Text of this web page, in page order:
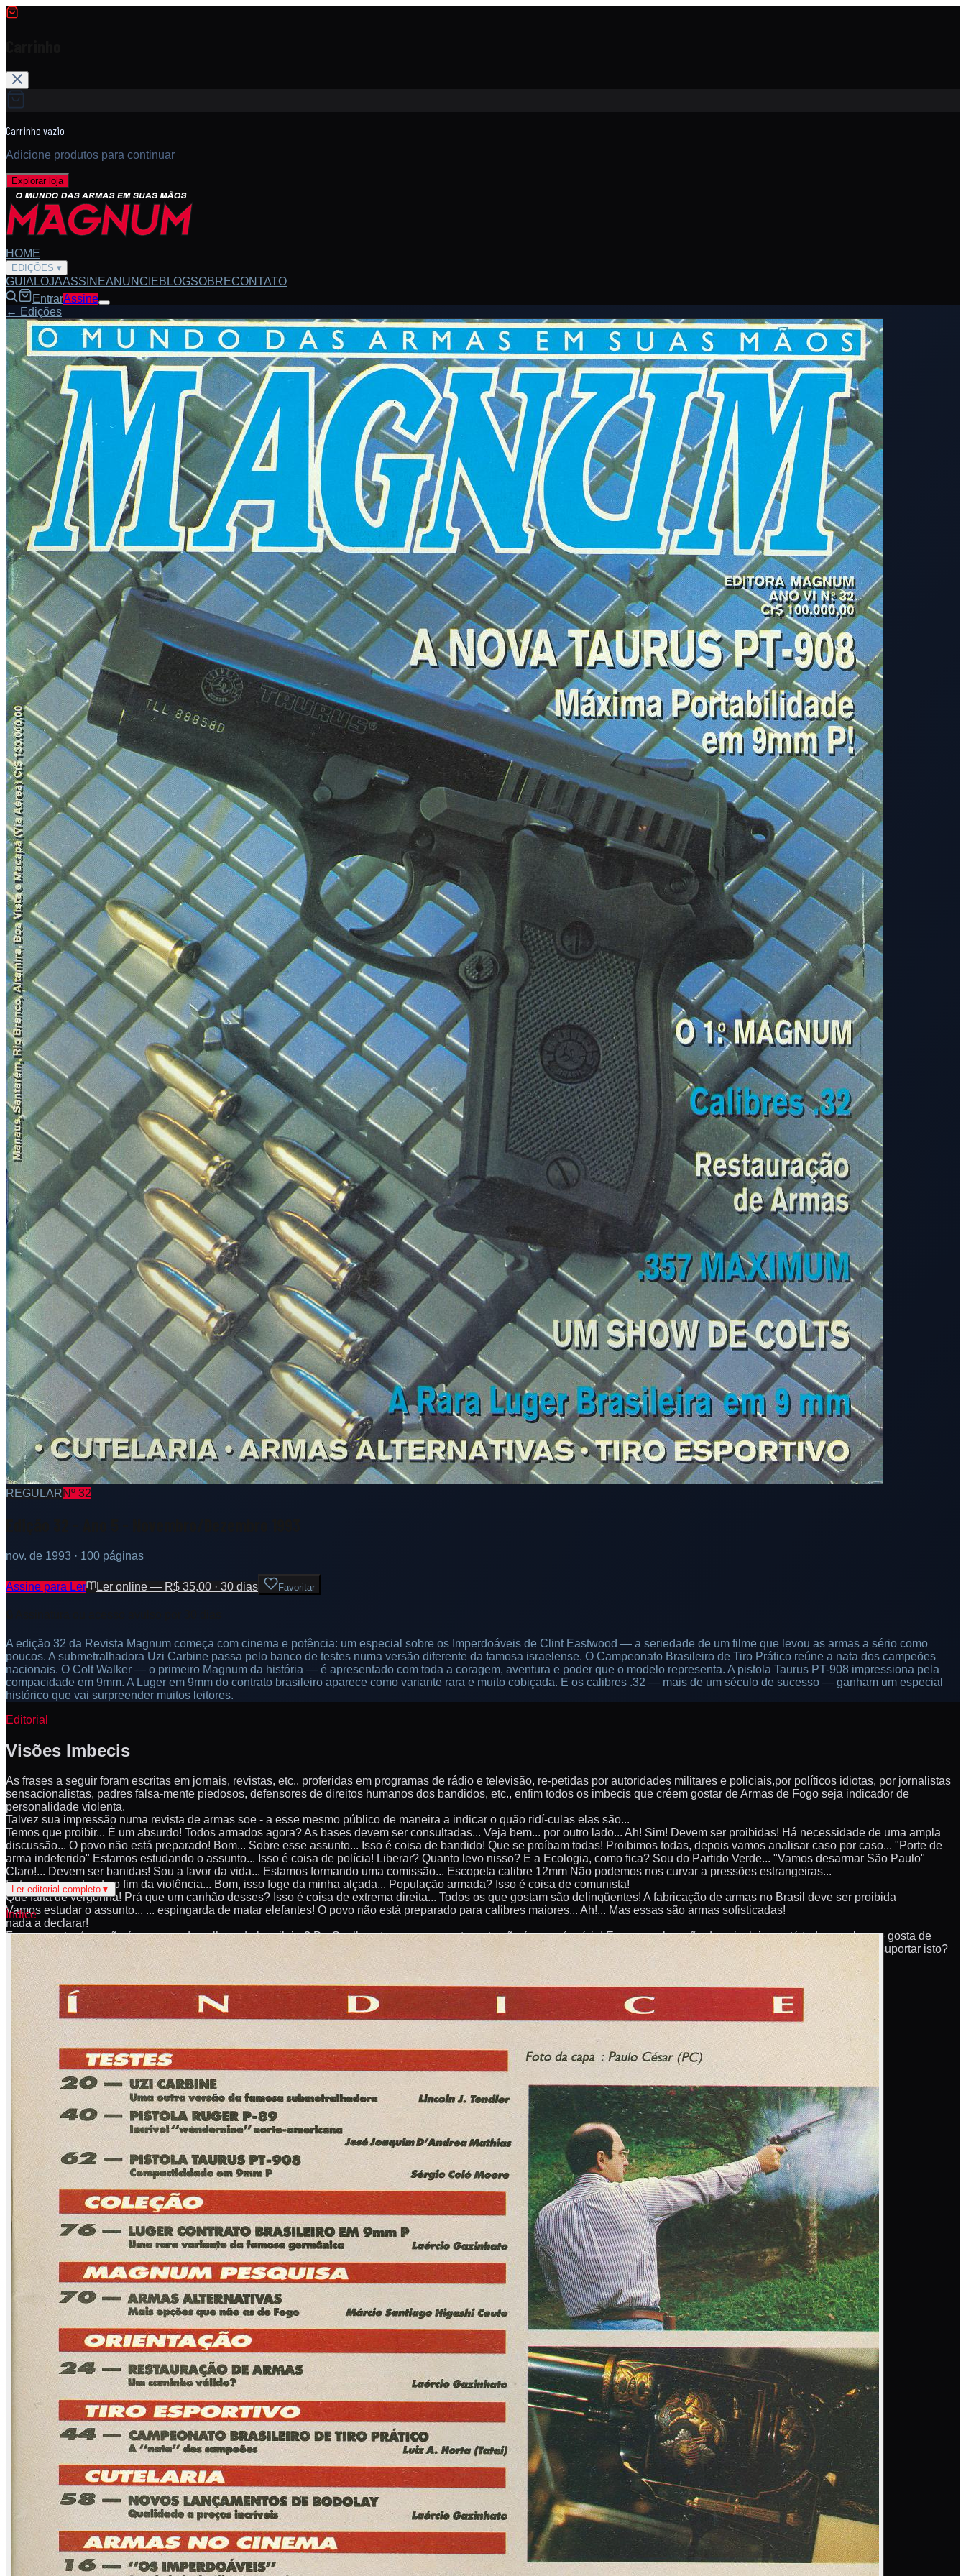
Carrinho vazio
Adicione produtos para continuar
Explorar loja
HOME
EDIÇÕES ▾
GUIA LOJAASSINEANUNCIEBLOGSOBRECONTATO
EntrarAssine
← Edições
REGULARNº 32
nov. de 1993 · 100 páginas
Assine para Ler Ler online — R$ 35,00 · 30 dias Favoritar
A edição 32 da Revista Magnum começa com cinema e potência: um especial sobre os Imperdoáveis de Clint Eastwood — a seriedade de um filme que levou as armas a sério como
poucos. A submetralhadora Uzi Carbine passa pelo banco de testes numa versão diferente da famosa israelense. O Campeonato Brasileiro de Tiro Prático reúne a nata dos campeões
nacionais. O Colt Walker — o primeiro Magnum da história — é apresentado com toda a coragem, aventura e poder que o modelo representa. A pistola Taurus PT-908 impressiona pela
compacidade em 9mm. A Luger em 9mm do contrato brasileiro aparece como variante rara e muito cobiçada. E os calibres .32 — mais de um século de sucesso — ganham um especial
histórico que vai surpreender muitos leitores.
Editorial
Visões Imbecis
As frases a seguir foram escritas em jornais, revistas, etc.. proferidas em programas de rádio e televisão, re-petidas por autoridades militares e policiais,por políticos idiotas, por jornalistas
sensacionalistas, padres falsa-mente piedosos, defensores de direitos humanos dos bandidos, etc., enfim todos os imbecis que créem gostar de Armas de Fogo seja indicador de
personalidade violenta.
Talvez sua impressão numa revista de armas soe - a esse mesmo público de maneira a indicar o quão ridí-culas elas são...
Temos que proibir... É um absurdo! Todos armados agora? As bases devem ser consultadas... Veja bem... por outro lado... Ah! Sim! Devem ser proibidas! Há necessidade de uma ampla
discussão... O povo não está preparado! Bom... Sobre esse assunto... Isso é coisa de bandido! Que se proíbam todas! Proibimos todas, depois vamos analisar caso por caso... "Porte de
arma indeferido" Estamos estudando o assunto... Isso é coisa de polícia! Liberar? Quanto levo nisso? E a Ecologia, como fica? Sou do Partido Verde... "Vamos desarmar São Paulo"
Claro!... Devem ser banidas! Sou a favor da vida... Estamos formando uma comissão... Escopeta calibre 12mm Não podemos nos curvar a pressões estrangeiras...
Estamos decretando o fim da violência... Bom, isso foge da minha alçada... População armada? Isso é coisa de comunista!
Que falta de vergonha! Prá que um canhão desses? Isso é coisa de extrema direita... Todos os que gostam são delinqüentes! A fabricação de armas no Brasil deve ser proibida
Vamos estudar o assunto... ... espingarda de matar elefantes! O povo não está preparado para calibres maiores... Ah!... Mas essas são armas sofisticadas!
nada a declarar!
Francamente, é ou não é uma grande palhaçada brasileira? De Gaulle estava mesmo certo: este não é um país sério! E nessa colocação deve incluir-se até todo aquele que gosta de
armas mas assiste passivo seus direi-tos de cidadão serem vilipendiados anos a fio por imbecis que proferem e escrevem frases como as vistas aci-ma. Até quando vamos suportar isto?
Ler editorial completo▼
Índice